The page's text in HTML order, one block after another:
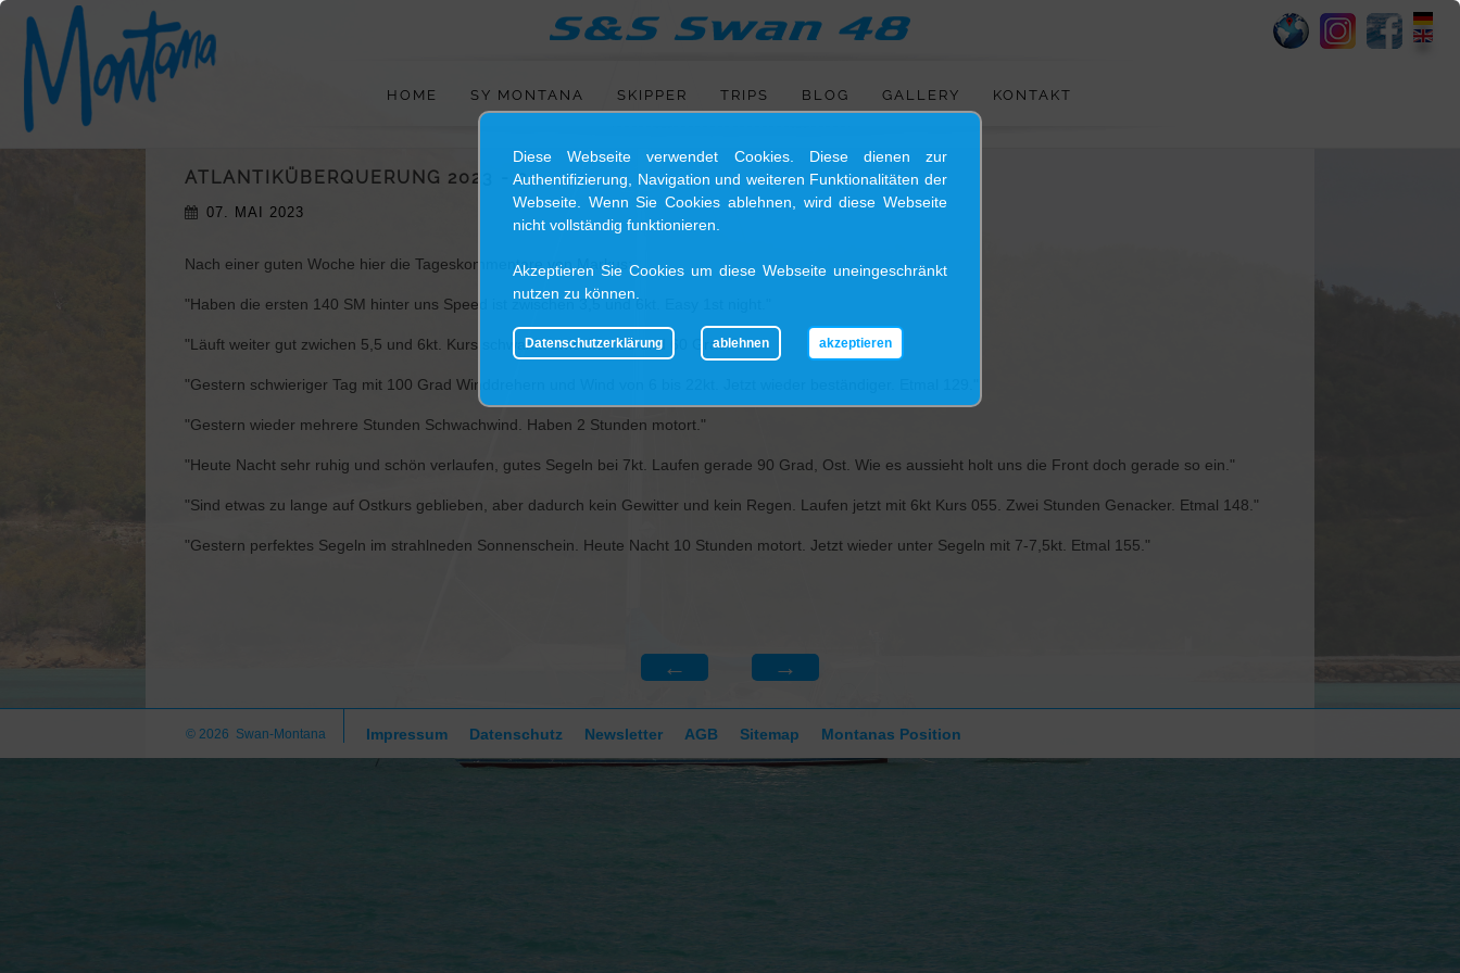
SY MONTANA
SKIPPER
TRIPS
BLOG
GALLERY
KONTAKT
HOME SY MONTANA SKIPPER TRIPS BLOG GALLERY KONTAKT
ATLANTIKÜBERQUERUNG 2023 - 2
07. MAI 2023
Nach einer guten Woche hier die Tageskommentare von Markus:
"Haben die ersten 140 SM hinter uns Speed ist zwischen 3,5 und 6kt. Easy 1st night."
"Läuft weiter gut zwichen 5,5 und 6kt. Kurs schwankt zwischen 30 und 60 Grad."
"Gestern schwieriger Tag mit 100 Grad Winddrehern und Wind von 6 bis 22kt. Jetzt wieder beständiger. Etmal 129."
"Gestern wieder mehrere Stunden Schwachwind. Haben 2 Stunden motort."
"Heute Nacht sehr ruhig und schön verlaufen, gutes Segeln bei 7kt. Laufen gerade 90 Grad, Ost. Wie es aussieht holt uns die Front doch gerade so ein."
"Sind etwas zu lange auf Ostkurs geblieben, aber dadurch kein Gewitter und kein Regen. Laufen jetzt mit 6kt Kurs 055. Zwei Stunden Genacker. Etmal 148."
"Gestern perfektes Segeln im strahlneden Sonnenschein. Heute Nacht 10 Stunden motort. Jetzt wieder unter Segeln mit 7-7,5kt. Etmal 155."
← →
© 2026 Swan-Montana Impressum Datenschutz Newsletter AGB Sitemap Montanas Position
Diese Webseite verwendet Cookies. Diese dienen zur
Authentifizierung, Navigation und weiteren Funktionalitäten der
Webseite. Wenn Sie Cookies ablehnen, wird diese Webseite
nicht vollständig funktionieren.
Akzeptieren Sie Cookies um diese Webseite uneingeschränkt
nutzen zu können.
Datenschutzerklärung ablehnen akzeptieren